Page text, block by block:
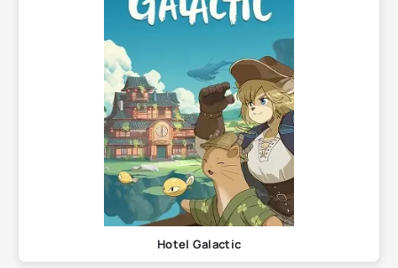
Hotel Galactic